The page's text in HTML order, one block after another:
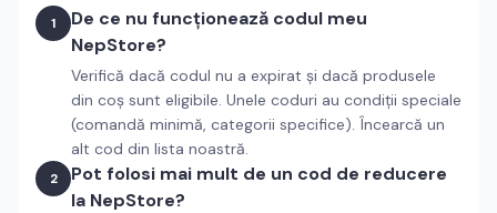
1
De ce nu funcționează codul meu
NepStore?
Verifică dacă codul nu a expirat și dacă produsele
din coș sunt eligibile. Unele coduri au condiții speciale
(comandă minimă, categorii specifice). Încearcă un
alt cod din lista noastră.
2
Pot folosi mai mult de un cod de reducere
la NepStore?